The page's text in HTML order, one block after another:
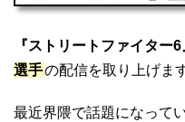
『ストリートファイター6
選手の配信を取り上げま
最近界隈で話題になって